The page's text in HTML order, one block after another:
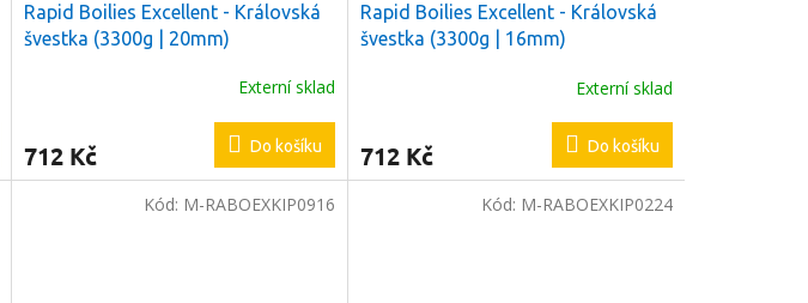
Rapid Boilies Excellent - Královská
švestka (3300g | 20mm)
Externí sklad
712 Kč Do košíku
Rapid Boilies Excellent - Královská
švestka (3300g | 16mm)
Externí sklad
712 Kč Do košíku
Kód: M-RABOEXKIP0916 Kód: M-RABOEXKIP0224